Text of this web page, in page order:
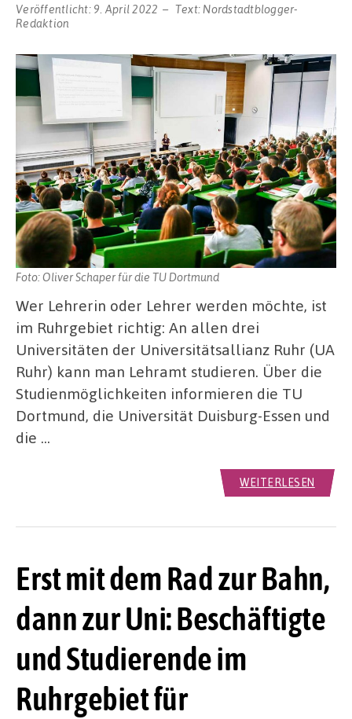
Veröffentlicht: 9. April 2022 Text: Nordstadtblogger-
Redaktion
Foto: Oliver Schaper für die TU Dortmund
Wer Lehrerin oder Lehrer werden möchte, ist
im Ruhrgebiet richtig: An allen drei
Universitäten der Universitätsallianz Ruhr (UA
Ruhr) kann man Lehramt studieren. Über die
Studienmöglichkeiten informieren die TU
Dortmund, die Universität Duisburg-Essen und
die …
WEITERLESEN
Erst mit dem Rad zur Bahn,
dann zur Uni: Beschäftigte
und Studierende im
Ruhrgebiet für